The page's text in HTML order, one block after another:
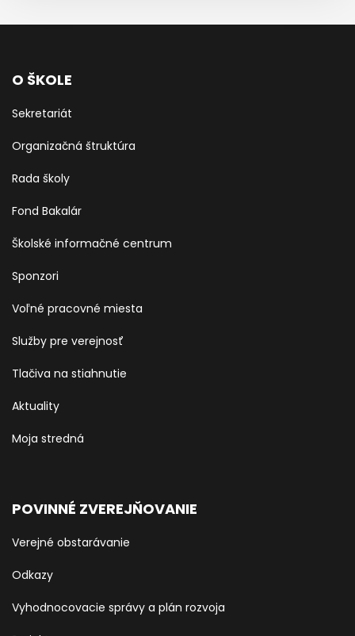
O ŠKOLE
Sekretariát
Organizačná štruktúra
Rada školy
Fond Bakalár
Školské informačné centrum
Sponzori
Voľné pracovné miesta
Služby pre verejnosť
Tlačiva na stiahnutie
Aktuality
Moja stredná
POVINNÉ ZVEREJŇOVANIE
Verejné obstarávanie
Odkazy
Vyhodnocovacie správy a plán rozvoja